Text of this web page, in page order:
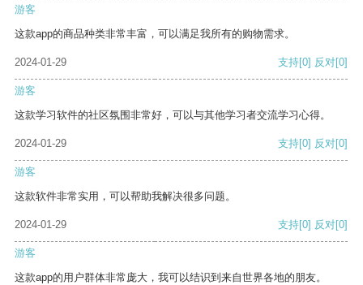
游客
这款app的商品种类非常丰富，可以满足我所有的购物需求。
2024-01-29 支持[0] 反对[0]
游客
这款学习软件的社区氛围非常好，可以与其他学习者交流学习心得。
2024-01-29 支持[0] 反对[0]
游客
这款软件非常实用，可以帮助我解决很多问题。
2024-01-29 支持[0] 反对[0]
游客
这款app的用户群体非常庞大，我可以结识到来自世界各地的朋友。